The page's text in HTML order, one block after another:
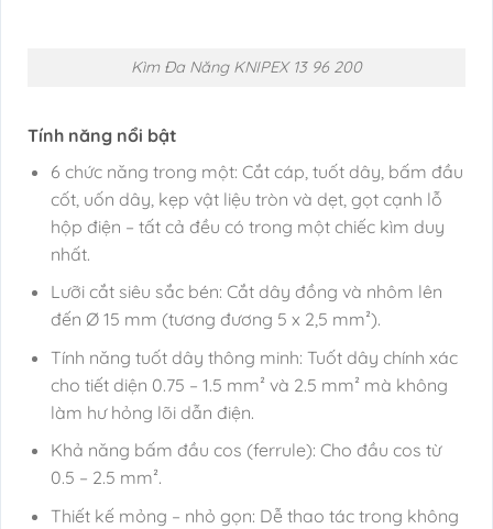
Kìm Đa Năng KNIPEX 13 96 200
Tính năng nổi bật
6 chức năng trong một: Cắt cáp, tuốt dây, bấm đầu
cốt, uốn dây, kẹp vật liệu tròn và dẹt, gọt cạnh lỗ
hộp điện – tất cả đều có trong một chiếc kìm duy
nhất.
Lưỡi cắt siêu sắc bén: Cắt dây đồng và nhôm lên
đến Ø 15 mm (tương đương 5 x 2,5 mm²).
Tính năng tuốt dây thông minh: Tuốt dây chính xác
cho tiết diện 0.75 – 1.5 mm² và 2.5 mm² mà không
làm hư hỏng lõi dẫn điện.
Khả năng bấm đầu cos (ferrule): Cho đầu cos từ
0.5 – 2.5 mm².
Thiết kế mỏng – nhỏ gọn: Dễ thao tác trong không